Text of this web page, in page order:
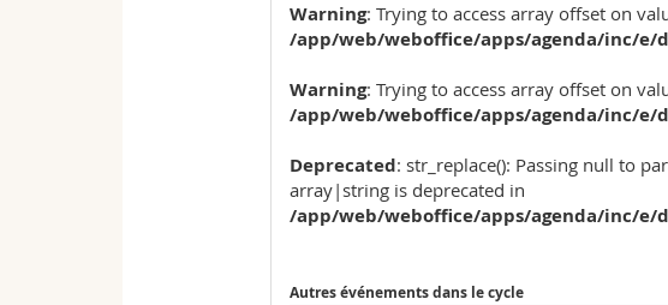
Warning: Trying to access array offset on
/app/web/weboffice/apps/agenda/inc/
Warning: Trying to access array offset on
/app/web/weboffice/apps/agenda/inc/
Deprecated: str_replace(): Passing null to
array|string is deprecated in
/app/web/weboffice/apps/agenda/inc/
Autres événements dans le cycle